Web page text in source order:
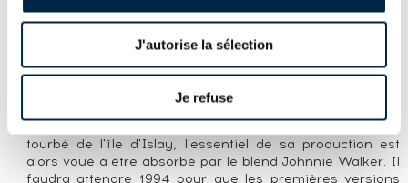
J'autorise la sélection
Je refuse
Propriétaire : Diageo.
Clynelish#1, (rebaptisée Brora en 1969) dont elle prit le
nom, Clynelish commença sa production en Juin 1968. A
production de Brora. A l'instar de Caol Ila, son alter ego
tourbé de l'île d'Islay, l'essentiel de sa production est
alors voué à être absorbé par le blend Johnnie Walker. Il
faudra attendre 1994 pour que les premières versions